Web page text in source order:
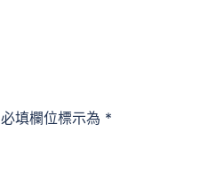
必填欄位標示為 *